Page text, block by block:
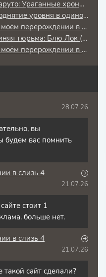
Наруто: Ураганные хроники
Поднятие уровня в одиночку: Повторное пробуждение
О моём перерождении в слизь
Синяя тюрьма: Блю Лок (2 сезон) против юношеской сборной Японии
О моём перерождении в слизь 3
28.07.26
вы
будем вас помнить
в слизь 4
21.07.26
стоит 1
больше нет.
в слизь 4
21.07.26
сайт сделали?